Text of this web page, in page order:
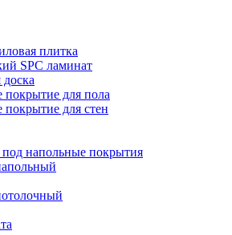
плитка
SPC ламинат
покрытие для пола
покрытие для стен
напольные покрытия